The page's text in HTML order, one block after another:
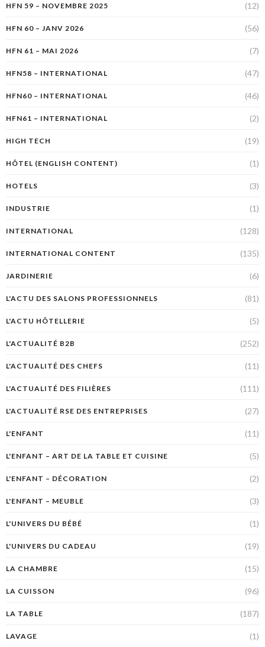
HFN 59 – NOVEMBRE 2025 (12)
HFN 60 – JANV 2026 (56)
HFN 61 – MAI 2026 (7)
HFN58 – INTERNATIONAL (47)
HFN60 – INTERNATIONAL (46)
HFN61 – INTERNATIONAL (2)
HIGH TECH (19)
HÔTEL (ENGLISH CONTENT) (1)
HOTELS (3)
INDUSTRIE (1)
INTERNATIONAL (128)
INTERNATIONAL CONTENT (135)
JARDINERIE (6)
L'ACTU DES SALONS PROFESSIONNELS (81)
L'ACTU HÔTELLERIE (5)
L'ACTUALITÉ B2B (252)
L'ACTUALITÉ DES CHEFS (11)
L'ACTUALITÉ DES FILIÈRES (111)
L'ACTUALITÉ RSE DES ENTREPRISES (27)
L'ENFANT (11)
L'ENFANT – ART DE LA TABLE ET CUISINE (5)
L'ENFANT – DÉCORATION (2)
L'ENFANT – MEUBLE (3)
L'UNIVERS DU BÉBÉ (1)
L'UNIVERS DU CADEAU (19)
LA CHAMBRE (15)
LA CUISSON (96)
LA TABLE (187)
LAVAGE (1)